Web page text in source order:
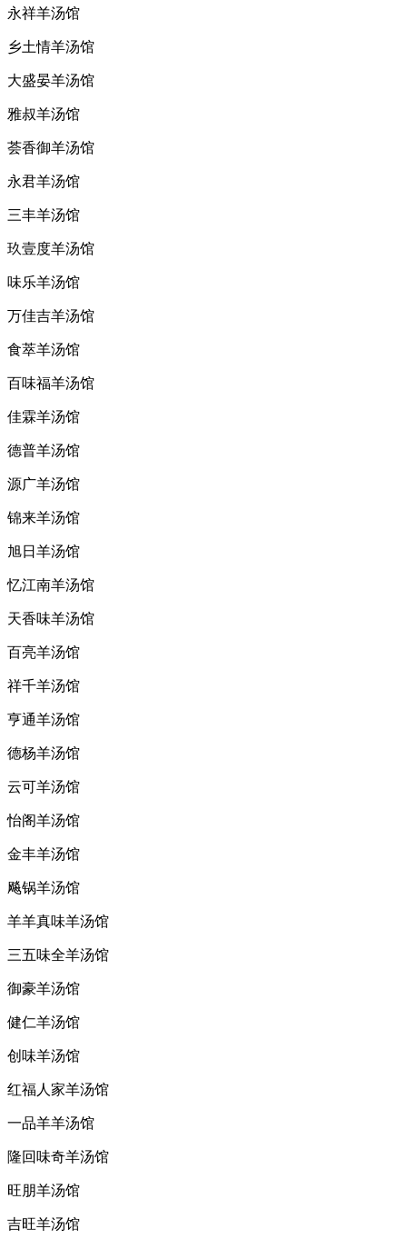
永祥羊汤馆
乡土情羊汤馆
大盛晏羊汤馆
雅叔羊汤馆
荟香御羊汤馆
永君羊汤馆
三丰羊汤馆
玖壹度羊汤馆
味乐羊汤馆
万佳吉羊汤馆
食萃羊汤馆
百味福羊汤馆
佳霖羊汤馆
德普羊汤馆
源广羊汤馆
锦来羊汤馆
旭日羊汤馆
忆江南羊汤馆
天香味羊汤馆
百亮羊汤馆
祥千羊汤馆
亨通羊汤馆
德杨羊汤馆
云可羊汤馆
怡阁羊汤馆
金丰羊汤馆
飚锅羊汤馆
羊羊真味羊汤馆
三五味全羊汤馆
御豪羊汤馆
健仁羊汤馆
创味羊汤馆
红福人家羊汤馆
一品羊羊汤馆
隆回味奇羊汤馆
旺朋羊汤馆
吉旺羊汤馆